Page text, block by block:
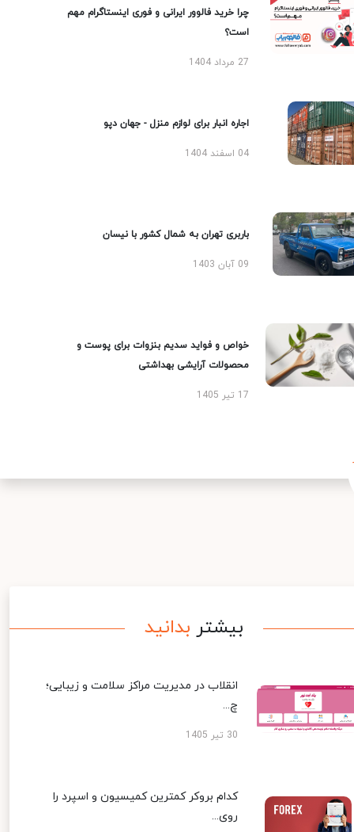
چرا خرید فالوور ایرانی و فوری اینستاگرام مهم
است؟
27 مرداد 1404
اجاره انبار برای لوازم منزل - جهان دپو
04 اسفند 1404
باربری تهران به شمال کشور با نیسان
09 آبان 1403
خواص و فواید سدیم بنزوات برای پوست و
محصولات آرایشی بهداشتی
17 تیر 1405
بیشتر بدانید
انقلاب در مدیریت مراکز سلامت و زیبایی؛
چ...
30 تیر 1405
کدام بروکر کمترین کمیسیون و اسپرد را
روی...